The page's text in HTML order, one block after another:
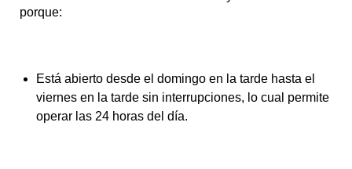
porque:
Está abierto desde el domingo en la tarde hasta el
viernes en la tarde sin interrupciones, lo cual permite
operar las 24 horas del día.